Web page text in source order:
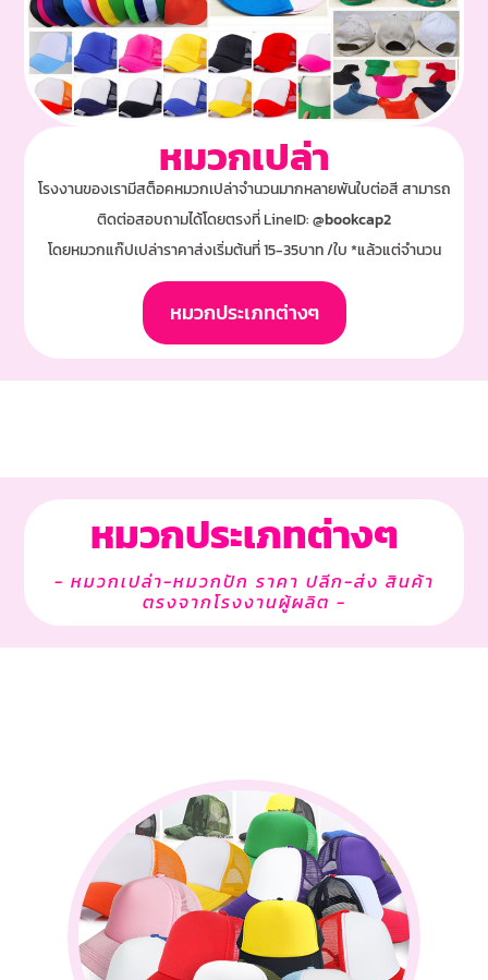
หมวกเปล่า
โรงงานของเรามีสต็อคหมวกเปล่าจำนวนมากหลายพันใบต่อสี สามารถ
ติดต่อสอบถามได้โดยตรงที่ LineID:@bookcap2
โดยหมวกแก๊ปเปล่าราคาส่งเริ่มต้นที่ 15-35บาท /ใบ *แล้วแต่จำนวน
หมวกประเภทต่างๆ
หมวกประเภทต่างๆ
- หมวกเปล่า-หมวกปัก ราคา ปลีก-ส่ง สินค้า
ตรงจากโรงงานผู้ผลิต -